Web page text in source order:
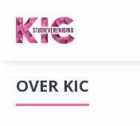
OVER KIC